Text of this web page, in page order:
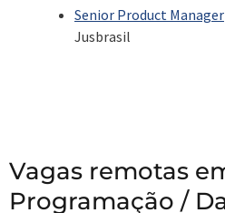
Senior Product Manager
Jusbrasil
Vagas remotas
Programação /